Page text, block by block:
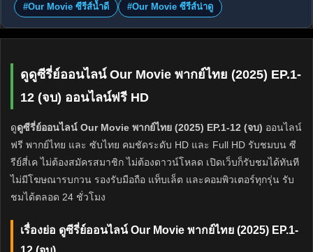
#Our Movie ซีรีส์น้ำดี
#Our Movie ซีรีส์น่าดู
ดูดูซีรี่ย์ออนไลน์ Our Movie พากย์ไทย (2025) EP.1-
12 (จบ) ออนไลน์ฟรี HD
ดูดูซีรี่ย์ออนไลน์ Our Movie พากย์ไทย (2025) EP.1-12 (จบ) ออนไลน์
ฟรี พากย์ไทย และ ซับไทย คมชัดระดับ HD และ Full HD รับชมบน ซี
รีย์สี่เค ไม่ต้องสมัครสมาชิก ไม่ต้องดาวน์โหลด เปิดเว็บก็รับชมได้ทันที
ไม่มีโฆษณารบกวน รองรับมือถือ แท็บเล็ต และคอมพิวเตอร์ทุกรุ่น รับ
ชมได้ตลอด 24 ชั่วโมง
เรื่องย่อ ดูซีรี่ย์ออนไลน์ Our Movie พากย์ไทย (2025) EP.1-